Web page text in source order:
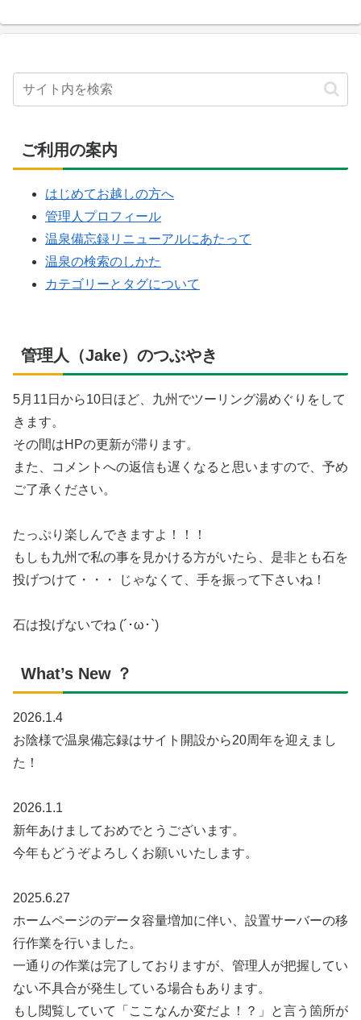
ご利用の案内
はじめてお越しの方へ
管理人プロフィール
温泉備忘録リニューアルにあたって
温泉の検索のしかた
カテゴリーとタグについて
管理人（Jake）のつぶやき
5月11日から10日ほど、九州でツーリング湯めぐりをして
きます。
その間はHPの更新が滞ります。
また、コメントへの返信も遅くなると思いますので、予め
ご了承ください。
たっぷり楽しんできますよ！！！
もしも九州で私の事を見かける方がいたら、是非とも石を
投げつけて・・・ じゃなくて、手を振って下さいね！
石は投げないでね (´･ω･`)
What’s New ？
2026.1.4
お陰様で温泉備忘録はサイト開設から20周年を迎えまし
た！
2026.1.1
新年あけましておめでとうございます。
今年もどうぞよろしくお願いいたします。
2025.6.27
ホームページのデータ容量増加に伴い、設置サーバーの移
行作業を行いました。
一通りの作業は完了しておりますが、管理人が把握してい
ない不具合が発生している場合もあります。
もし閲覧していて「ここなんか変だよ！？」と言う箇所が